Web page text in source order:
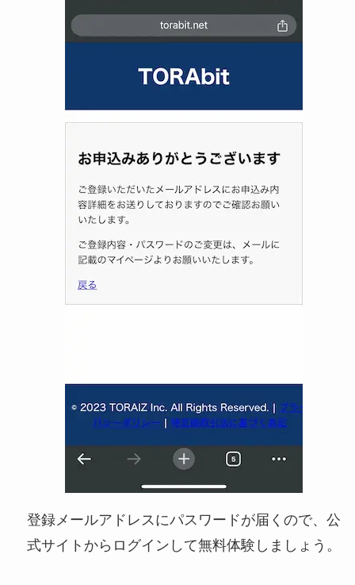
登録メールアドレスにパスワードが届くので、公
式サイトからログインして無料体験しましょう。